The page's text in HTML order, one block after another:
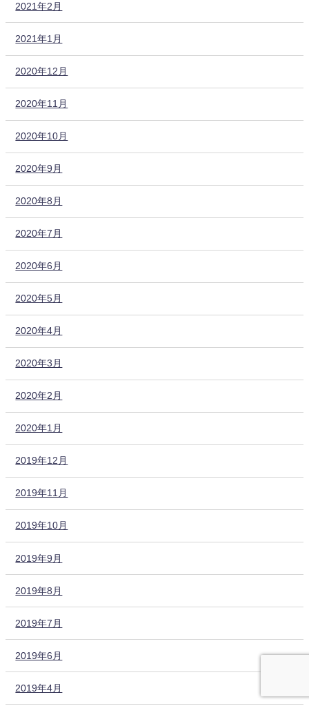
2021年2月
2021年1月
2020年12月
2020年11月
2020年10月
2020年9月
2020年8月
2020年7月
2020年6月
2020年5月
2020年4月
2020年3月
2020年2月
2020年1月
2019年12月
2019年11月
2019年10月
2019年9月
2019年8月
2019年7月
2019年6月
2019年4月